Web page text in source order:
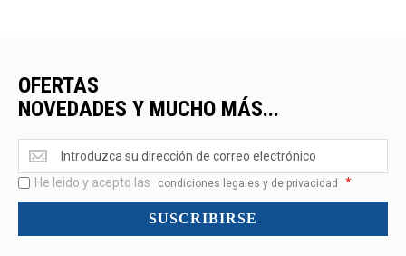
OFERTAS
NOVEDADES Y MUCHO MÁS...
Ofertas
<br>Novedades
y
mucho
He leido y acepto las condiciones legales y de privacidad *
SUSCRIBIRSE